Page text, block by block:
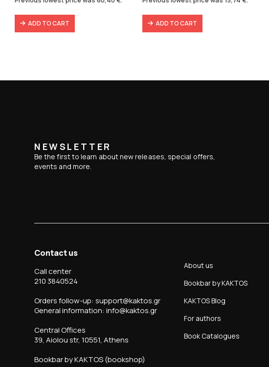
86,31 €.60,40 €.
ADD TO CART
19,90 €.15,74 €.
ADD TO CART
NEWSLETTER
Be the first to learn about new releases, special offers,
events and more.
Contact us
Call center
210 3840524
Orders follow-up: support@kaktos.gr
General information: info@kaktos.gr
Central Offices
39, Aiolou str, 10551, Athens
Bookbar by KAKTOS (bookshop)
About us
Bookbar by KAKTOS
KAKTOS Blog
For authors
Book Catalogues